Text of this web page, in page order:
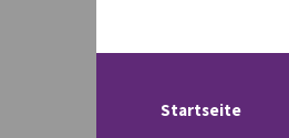
Startseite